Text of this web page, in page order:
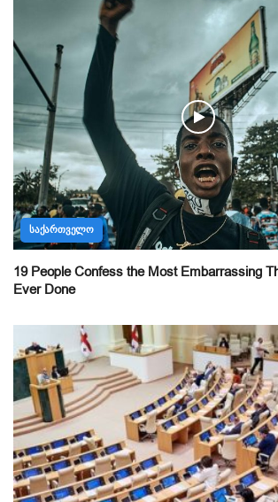
ᲡᲐᲥᲐᲠᲗᲕᲔᲚᲝ
19 People Confess the Most Embarrassing
Ever Done